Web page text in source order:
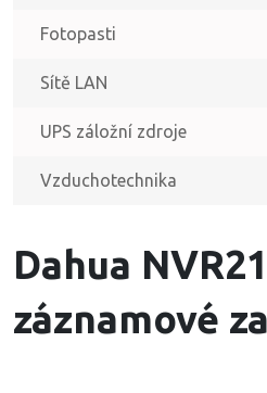
Fotopasti
Sítě LAN
UPS záložní zdroje
Vzduchotechnika
Dahua
záznamové